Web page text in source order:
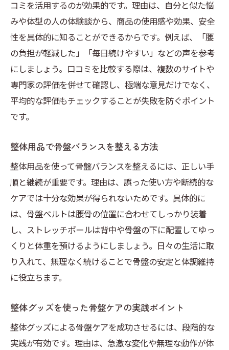
コミを活用するのが効果的です。理由は、自分と似た悩
みや体型の人の体験談から、商品の使用感や効果、安全
性を具体的に知ることができるからです。例えば、「腰
の負担が軽減した」「毎日続けやすい」などの声を参考
にしましょう。口コミを比較する際は、複数のサイトや
専門家の評価を併せて確認し、極端な意見だけでなく、
平均的な評価もチェックすることが失敗を防ぐポイント
です。
整体用品で骨盤バランスを整える方法
整体用品を使って骨盤バランスを整えるには、正しい手
順と継続が重要です。理由は、誤った使い方や断続的な
ケアでは十分な効果が得られないためです。具体的に
は、骨盤ベルトは腰骨の位置に合わせてしっかり装着
し、ストレッチポールは背中や骨盤の下に配置してゆっ
くりと体重を預けるようにしましょう。日々の生活に取
り入れて、無理なく続けることで骨盤の安定と体調維持
に役立ちます。
整体グッズを使った骨盤ケアの実践ポイント
整体グッズによる骨盤ケアを成功させるには、段階的な
実践が有効です。理由は、急激な変化や無理な動作が体